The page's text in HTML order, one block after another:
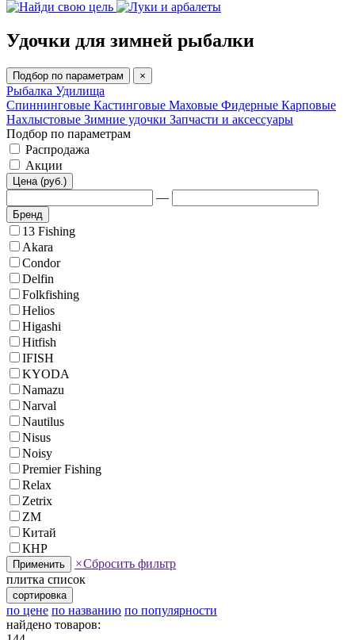
Удочки для зимней рыбалки
Подбор по параметрам ×
Рыбалка Удилища
Спиннинговые Кастинговые Маховые Фидерные Карповые
Нахлыстовые Зимние удочки Запчасти и аксессуары
Подбор по параметрам
Распродажа
Акции
Цена (руб.)
—
Бренд
13 Fishing
Akara
Condor
Delfin
Folkfishing
Helios
Higashi
Hitfish
IFISH
KYODA
Namazu
Narval
Nautilus
Nisus
Noisy
Premier Fishing
Relax
Zetrix
ZM
Китай
КНР
Применить ×Сбросить фильтр
плитка список
сортировка
по цене по названию по популярности
найдено товаров: